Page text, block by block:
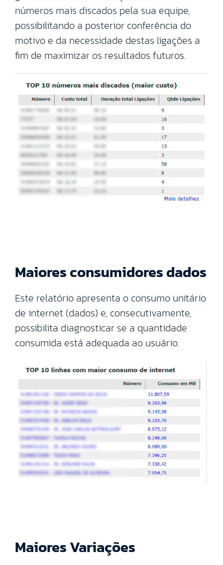
números mais discados pela sua equipe,
possibilitando a posterior conferência do
motivo e da necessidade destas ligações a
fim de maximizar os resultados futuros.
Maiores consumidores dados
Este relatório apresenta o consumo unitário
de internet (dados) e, consecutivamente,
possibilita diagnosticar se a quantidade
consumida está adequada ao usuário.
Maiores Variações